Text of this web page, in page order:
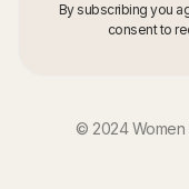
By subscribing you
consent to
© 2024 Women